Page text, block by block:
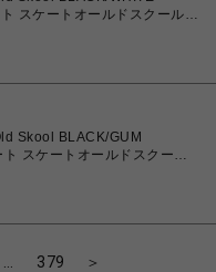
スケートオールドスクール
ー メンズ レディース シュー
Skool BLACK/GUM
スケートオールドスクール
ー メンズ レディース シュー
379 ＞